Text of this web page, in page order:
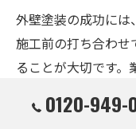
外壁塗装の成功には
施工前の打ち合わ
ることが大切です
れに応じた最適な
う。特に奈良市の
0120-949-